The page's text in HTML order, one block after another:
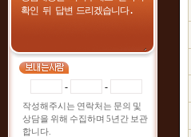
- -
작성해주시는 연락처는 문의 및
상담을 위해 수집하며 5년간 보관
합니다.